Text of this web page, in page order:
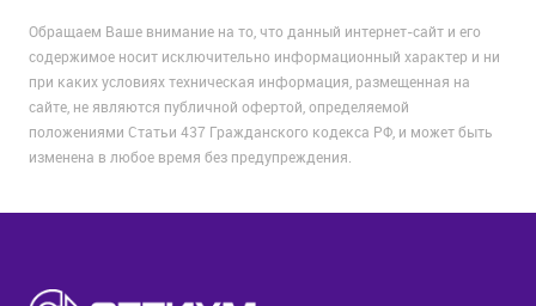
Обращаем Ваше внимание на то, что данный интернет-сайт и его
содержимое носит исключительно информационный характер и ни
при каких условиях техническая информация, размещенная на
сайте, не являются публичной офертой, определяемой
положениями Статьи 437 Гражданского кодекса РФ, и может быть
изменена в любое время без предупреждения.